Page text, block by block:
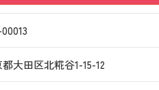
大田区北糀谷1-15-12